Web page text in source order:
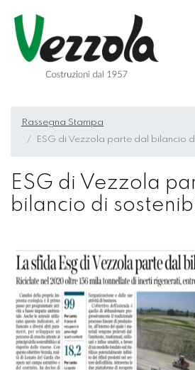
Rassegna Stampa
ESG di Vezzola parte dal bilancio
ESG di Vezzola
bilancio di